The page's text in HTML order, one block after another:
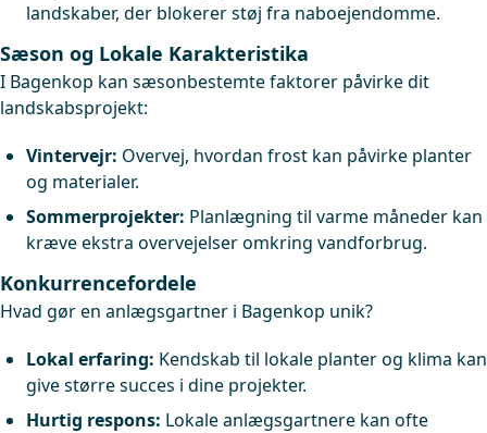
landskaber, der blokerer støj fra naboejendomme.
Sæson og Lokale Karakteristika
I Bagenkop kan sæsonbestemte faktorer påvirke dit
landskabsprojekt:
Vintervejr: Overvej, hvordan frost kan påvirke planter
og materialer.
Sommerprojekter: Planlægning til varme måneder kan
kræve ekstra overvejelser omkring vandforbrug.
Konkurrencefordele
Hvad gør en anlægsgartner i Bagenkop unik?
Lokal erfaring: Kendskab til lokale planter og klima kan
give større succes i dine projekter.
Hurtig respons: Lokale anlægsgartnere kan ofte